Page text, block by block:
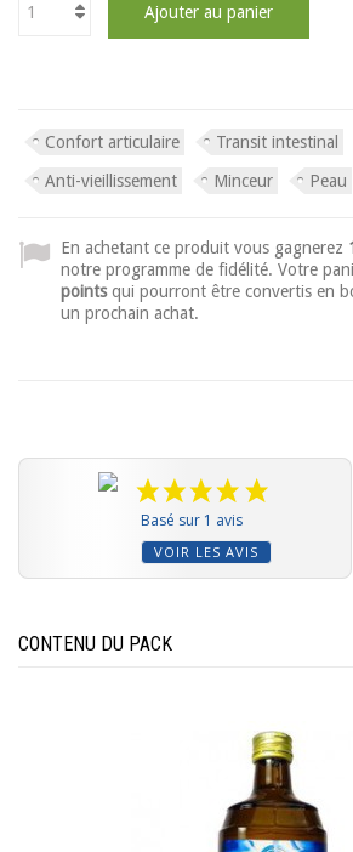
Ajouter au panier
Confort articulaire Transit intestinal
Anti-vieillissement
Minceur Peau
En achetant ce produit vous gagnerez
notre programme de fidélité. Votre
pointsqui pourront être convertis en
un prochain achat.
Basé sur 1 avis
VOIR LES AVIS
CONTENU DU PACK